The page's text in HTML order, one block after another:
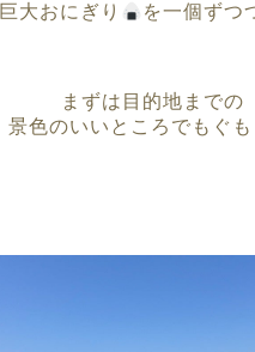
巨大おにぎり
を一個ずつ
まずは目的地までの
景色のいいところでもぐも